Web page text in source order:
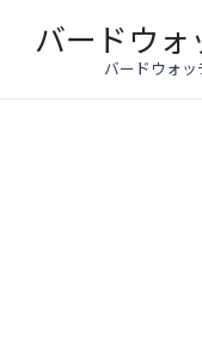
バードウォ
バードウォ